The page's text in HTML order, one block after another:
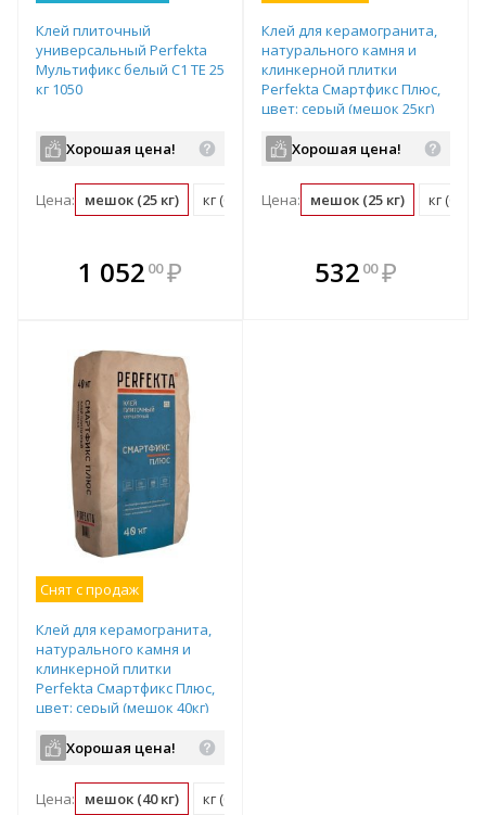
Клей плиточный
универсальный Perfekta
Мультификс белый C1 TE 25
кг 1050
Хорошая цена!
Цена: мешок (25 кг) кг (0.04 мешок)
1 052 00 ₽
В комплекте
всегда выгоднее!
Клей для керамогранита,
натурального камня и
клинкерной плитки
Perfekta Смартфикс Плюс,
цвет: серый (мешок 25кг)
Хорошая цена!
Цена: мешок (25 кг) кг (0.04
В комплекте
всегда выгоднее!
532 00 ₽
Снят с продаж
Клей для керамогранита,
натурального камня и
клинкерной плитки
Perfekta Смартфикс Плюс,
цвет: серый (мешок 40кг)
Хорошая цена!
Цена: мешок (40 кг) кг (0.03 мешок)